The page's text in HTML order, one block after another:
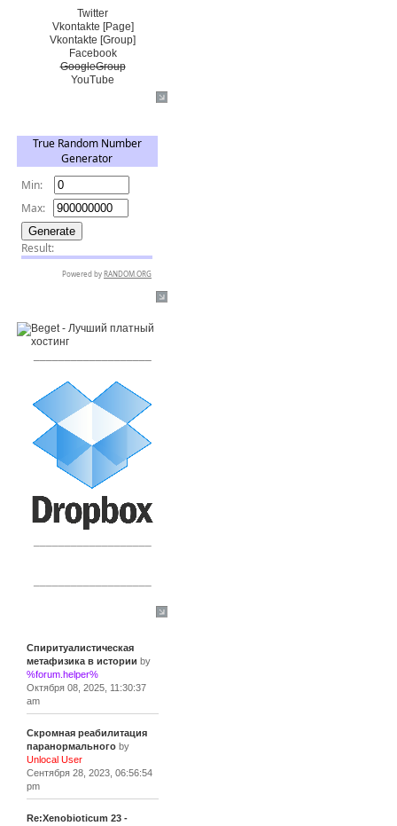
Twitter
Vkontakte [Page]
Vkontakte [Group]
Facebook
GoogleGroup
YouTube
Спиритуалистическая
метафизика в истории by
%forum.helper%
Октября 08, 2025, 11:30:37
am
Скромная реабилитация
паранормальногоby
Unlocal User
Сентября 28, 2023, 06:56:54
pm
Re:Xenobioticum 23 -